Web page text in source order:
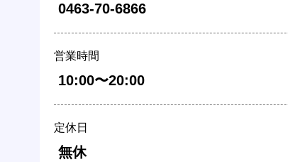
0463-70-6866
営業時間
10:00〜20:00
定休日
無休